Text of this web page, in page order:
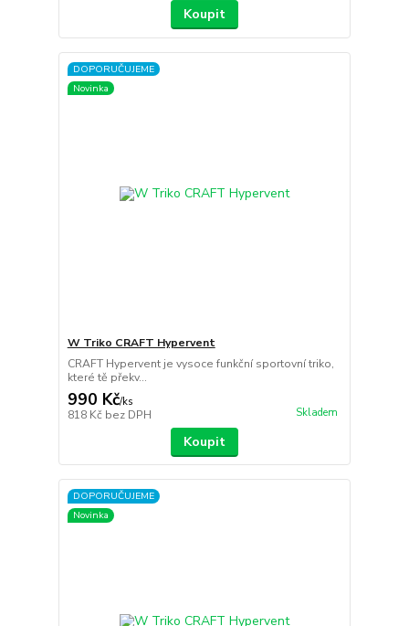
Koupit
DOPORUČUJEME
Novinka
W Triko CRAFT Hypervent
CRAFT Hypervent je vysoce funkční sportovní triko,
které tě překv...
990 Kč/ks
818 Kč bez DPH Skladem
Koupit
DOPORUČUJEME
Novinka